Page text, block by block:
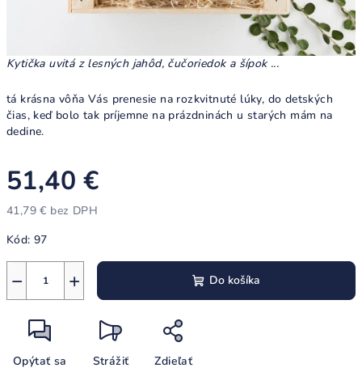
Kytička uvitá z lesných jahôd, čučoriedok a šípok ...
tá krásna vôňa Vás prenesie na rozkvitnuté lúky, do detských
čias, keď bolo tak príjemne na prázdninách u starých mám na
dedine.
51,40 €
41,79 € bez DPH
cena:
Kód: 97
+
− Do košíka
Opýtať sa Strážiť Zdieľať